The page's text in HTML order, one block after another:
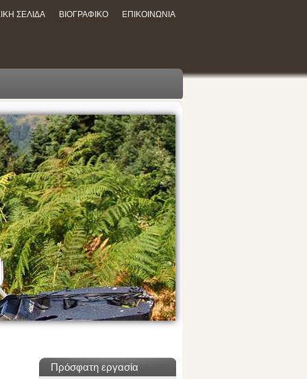
ΣΕΛΙΔΑ ΒΙΟΓΡΑΦΙΚΟ ΕΠΙΚΟΙΝΩΝΙΑ
Πρόσφατη εργασία